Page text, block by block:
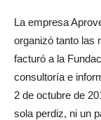
La empresa
organizó tanto las
facturó a la
consultoría e
2 de octubre de
sola perdiz, ni un